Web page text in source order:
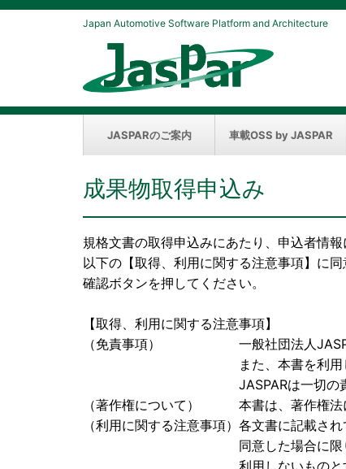
Japan Automotive Software Platform and Architecture
JASPARのご案内 車載OSS by JASPAR
成果物取得申込み
規格文書の取得申込みにあたり、申込者情報
以下の【取得、利用に関する注意事項】に
確認ボタンを押してください。
【取得、利用に関する注意事項】
（免責事項） 一般社団法人JASPAR（
また、本書を利用して検討された
JASPARは一切の責任を
（著作権について） 本書は、著作権法に
（利用に関する注意事項）各文書に記載さ
同意した場合に限り、本書を閲
利用しないものとす